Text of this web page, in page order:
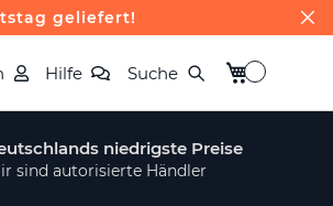
geliefert!
Hilfe Suche Mein
niedrigste Preise
sind autorisierte Händler